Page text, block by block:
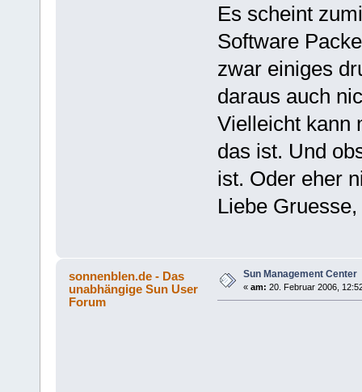
Es scheint
Software
zwar einiges
daraus auch
Vielleicht kann
das ist. Und
ist. Oder eher
Liebe
sonnenblen.de - Das
unabhängige Sun User
Forum
Sun Management Center
« am: 20. Februar 2006,